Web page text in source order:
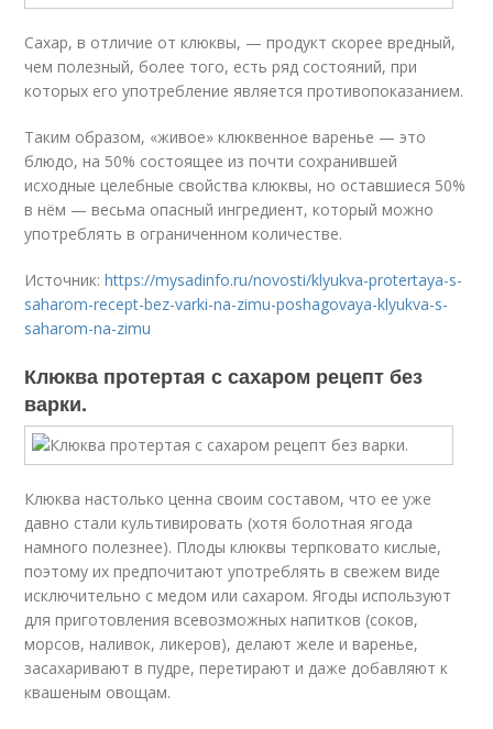
Сахар, в отличие от клюквы, — продукт скорее вредный,
чем полезный, более того, есть ряд состояний, при
которых его употребление является противопоказанием.
Таким образом, «живое» клюквенное варенье — это
блюдо, на 50% состоящее из почти сохранившей
исходные целебные свойства клюквы, но оставшиеся 50%
в нём — весьма опасный ингредиент, который можно
употреблять в ограниченном количестве.
Источник:https://mysadinfo.ru/novosti/klyukva-protertaya-s-
saharom-recept-bez-varki-na-zimu-poshagovaya-klyukva-s-
saharom-na-zimu
Клюква протертая с сахаром рецепт без
варки.
Клюква настолько ценна своим составом, что ее уже
давно стали культивировать (хотя болотная ягода
намного полезнее). Плоды клюквы терпковато кислые,
поэтому их предпочитают употреблять в свежем виде
исключительно с медом или сахаром. Ягоды используют
для приготовления всевозможных напитков (соков,
морсов, наливок, ликеров), делают желе и варенье,
засахаривают в пудре, перетирают и даже добавляют к
квашеным овощам.